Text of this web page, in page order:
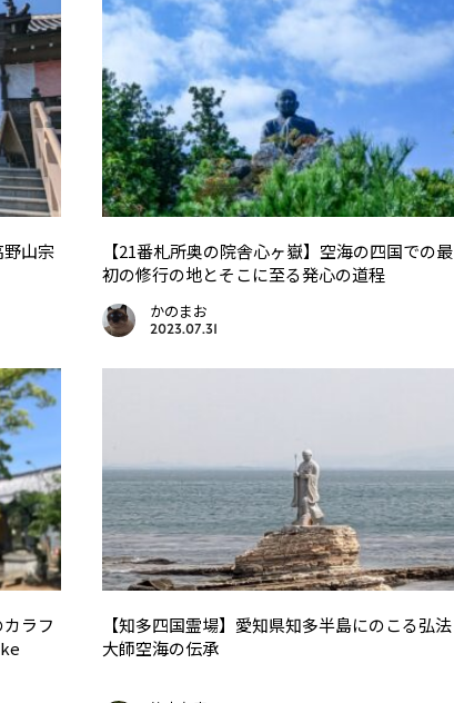
野山宗
【21番札所奥の院舎心ヶ嶽】空海の四国での最
初の修行の地とそこに至る発心の道程
かのまお
2023.07.31
ラフ
【知多四国霊場】愛知県知多半島にのこる弘法
大師空海の伝承